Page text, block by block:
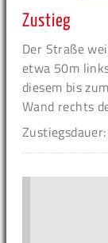
Zustieg
Der Straße
etwa 50m
diesem bis
Wand rechts